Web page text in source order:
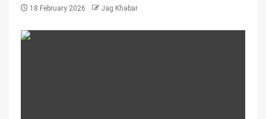
18 February 2026 Jag Khabar